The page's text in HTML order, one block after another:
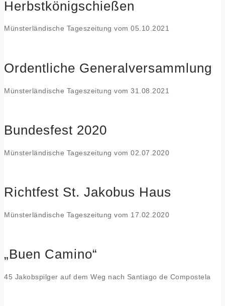
Herbstkönigschießen
Münsterländische Tageszeitung vom 05.10.2021
Ordentliche Generalversammlung
Münsterländische Tageszeitung vom 31.08.2021
Bundesfest 2020
Münsterländische Tageszeitung vom 02.07.2020
Richtfest St. Jakobus Haus
Münsterländische Tageszeitung vom 17.02.2020
„Buen Camino“
45 Jakobspilger auf dem Weg nach Santiago de Compostela